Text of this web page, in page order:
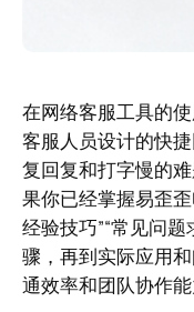
在网络客服工具的
客服人员设计的快
复回复和打字慢的
果你已经掌握易歪
经验技巧”“常见问
骤，再到实际应用
通效率和团队协作能